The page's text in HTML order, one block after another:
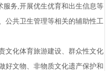
务,开展优生优育和出生信息等
公共卫生管理等相关的辅助性工
化体育旅游建设、群众性文化
好文物、非物质文化遗产保护和